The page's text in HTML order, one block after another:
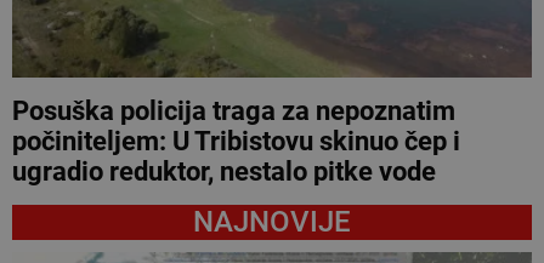
Posuška policija traga za nepoznatim
počiniteljem: U Tribistovu skinuo čep i
ugradio reduktor, nestalo pitke vode
NAJNOVIJE